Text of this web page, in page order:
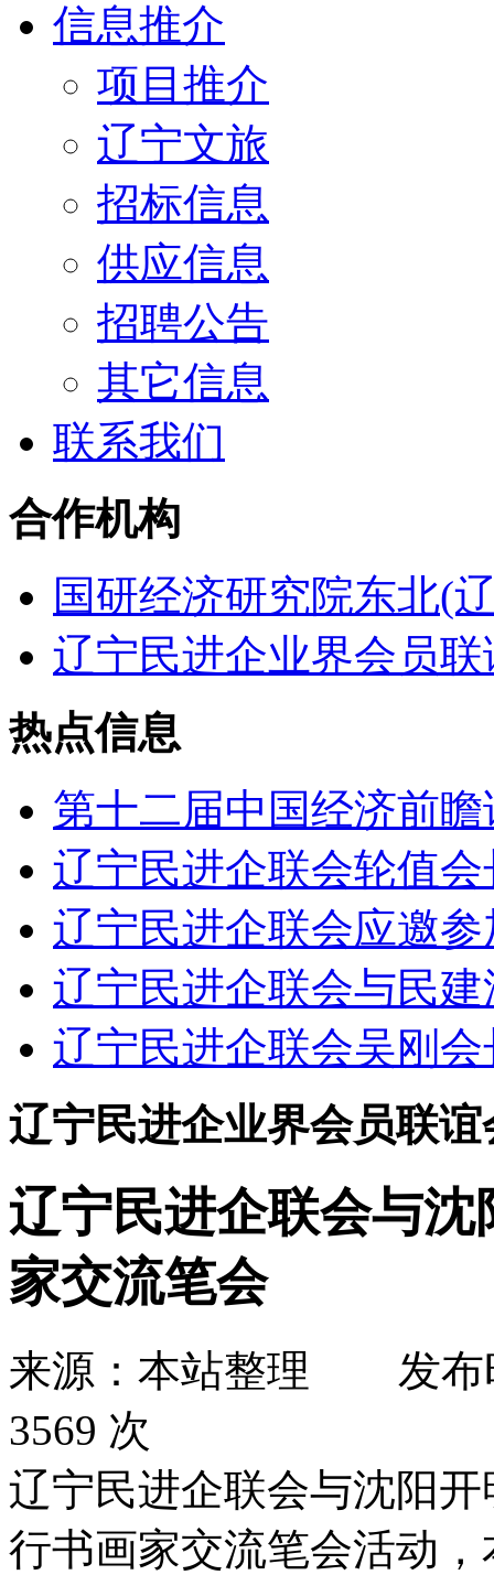
信息推介
项目推介
辽宁文旅
招标信息
供应信息
招聘公告
其它信息
联系我们
合作机构
国研经济研究院东北(
辽宁民进企业界会员联
热点信息
第十二届中国经济前
辽宁民进企联会轮值
辽宁民进企联会应邀
辽宁民进企联会与民
辽宁民进企联会吴刚
辽宁民进企业界会员联谊
辽宁民进企联会与
家交流笔会
来源：本站整理 发
3569 次
辽宁民进企联会与沈阳
行书画家交流笔会活动